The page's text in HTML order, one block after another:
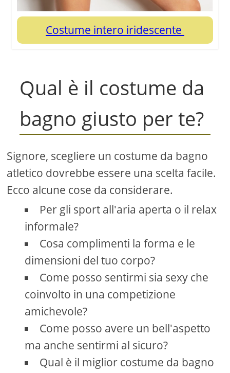
Costume intero iridescente
Qual è il costume da
bagno giusto per te?
Signore, scegliere un costume da bagno
atletico dovrebbe essere una scelta facile.
Ecco alcune cose da considerare.
Per gli sport all'aria aperta o il relax
informale?
Cosa complimenti la forma e le
dimensioni del tuo corpo?
Come posso sentirmi sia sexy che
coinvolto in una competizione
amichevole?
Come posso avere un bell'aspetto
ma anche sentirmi al sicuro?
Qual è il miglior costume da bagno